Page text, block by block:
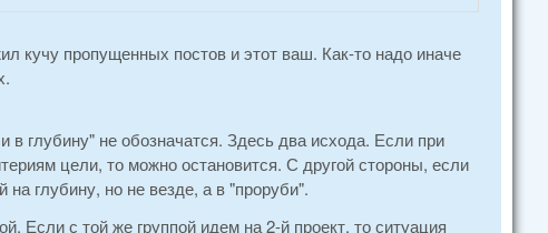
кучу пропущенных постов и этот ваш. Как-то надо иначе
в глубину" не обозначатся. Здесь два исхода. Если при
цели, то можно остановится. С другой стороны, если
глубину, но не везде, а в "проруби".
Если с той же группой идем на 2-й проект, то ситуация